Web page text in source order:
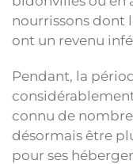
nourrissons dont
ont un revenu
Pendant, la
connu de
désormais être
pour ses